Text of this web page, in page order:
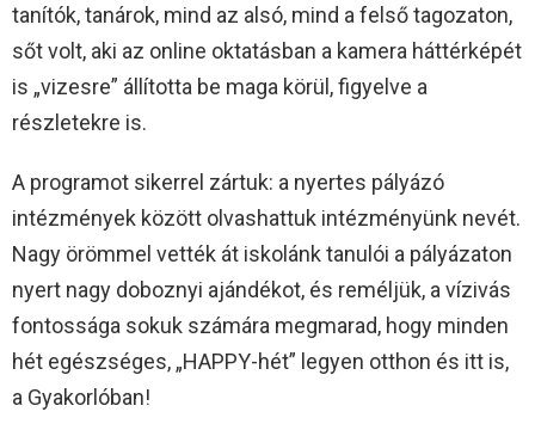
tanítók, tanárok, mind az alsó, mind a felső tagozaton,
sőt volt, aki az online oktatásban a kamera háttérképét
is „vizesre” állította be maga körül, figyelve a
részletekre is.
A programot sikerrel zártuk: a nyertes pályázó
intézmények között olvashattuk intézményünk nevét.
Nagy örömmel vették át iskolánk tanulói a pályázaton
nyert nagy doboznyi ajándékot, és reméljük, a vízivás
fontossága sokuk számára megmarad, hogy minden
hét egészséges, „HAPPY-hét” legyen otthon és itt is,
a Gyakorlóban!